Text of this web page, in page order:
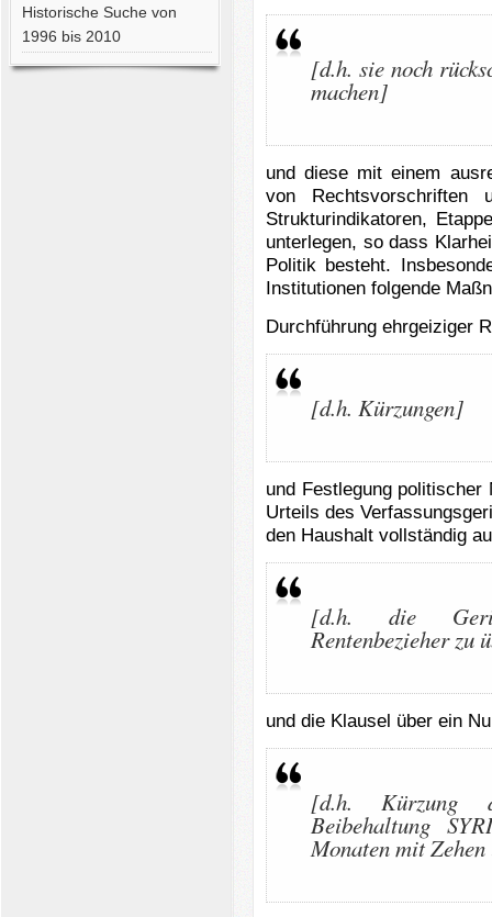
Historische Suche von
1996 bis 2010
[d.h. sie noch
machen]
und diese mit einem
von Rechtsvorschriften
Strukturindikatoren,
unterlegen, so dass
Politik besteht.
Institutionen folgende
Durchführung ehrgeiziger
[d.h. Kürzungen]
und Festlegung
Urteils des
den Haushalt vollständig
[d.h. die
Rentenbezieher zu
und die Klausel über ein
[d.h. Kürzung
Beibehaltung
Monaten mit